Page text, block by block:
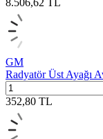
GM
Radyatör Üst Ayağı
352,80 TL